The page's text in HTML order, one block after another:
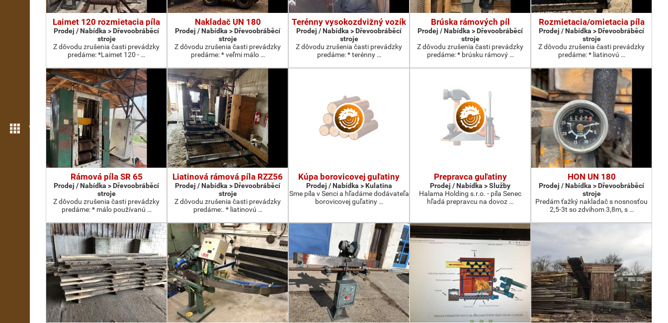
Více možností
Laimet 120 rozmietacia píla
Prodej / Nabídka > Dřevoobráběcí
stroje
Z dôvodu zrušenia časti prevádzky
predáme: *Laimet 120 - …
Nakladač UN 180
Prodej / Nabídka > Dřevoobráběcí
stroje
Z dôvodu zrušenia časti prevádzky
predáme: * veľmi málo …
Terénny vysokozdvižný vozík
Prodej / Nabídka > Dřevoobráběcí
stroje
Z dôvodu zrušenia časti prevádzky
predáme: * terénny …
Brúska rámových píl
Prodej / Nabídka > Dřevoobráběcí
stroje
Z dôvodu zrušenia časti prevádzky
predáme: * brúsku rámový …
Rozmietacia/omietacia píla
Prodej / Nabídka > Dřevoobráběcí
stroje
Z dôvodu zrušenia časti prevádzky
predáme: * liatinovú …
Rámová píla SR 65
Prodej / Nabídka > Dřevoobráběcí
stroje
Z dôvodu zrušenia časti prevádzky
predáme: * málo používanú …
Liatinová rámová píla RZZ56
Prodej / Nabídka > Dřevoobráběcí
stroje
Z dôvodu zrušenia časti prevádzky
predáme:. * liatinovú …
Kúpa borovicovej guľatiny
Prodej / Nabídka > Kulatina
Sme píla v Senci a hľadáme dodávateľa
borovicovej guľatiny …
Prepravca guľatiny
Prodej / Nabídka > Služby
Halama Holding s.r.o. - píla Senec
hľadá prepravcu na dovoz …
HON UN 180
Prodej / Nabídka > Dřevoobráběcí
stroje
Predám ťažký nakladač s nosnosťou
2,5-3t so zdvihom 3,8m, s …